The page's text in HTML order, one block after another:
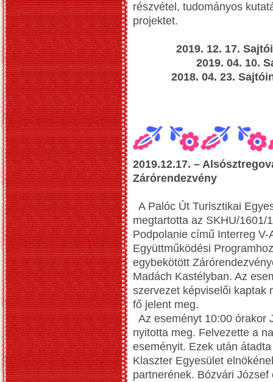
részvétel, tudományos
projektet.
2019. 12. 17.
2019. 04. 10.
2018. 04. 23.
2019.12.17. –
Zárórendezvény
A Palóc Út Turisztikai
megtartotta az SKHU/1601/
Podpolanie című Interreg
Együttműködési
egybekötött
Madách Kastélyban. Az
szervezet képviselői kaptak
fő jelent meg.
Az eseményt 10:00 órakor
nyitotta meg. Felvezette a
eseményit. Ezek után
Klaszter Egyesület
partnerének. Bózvári